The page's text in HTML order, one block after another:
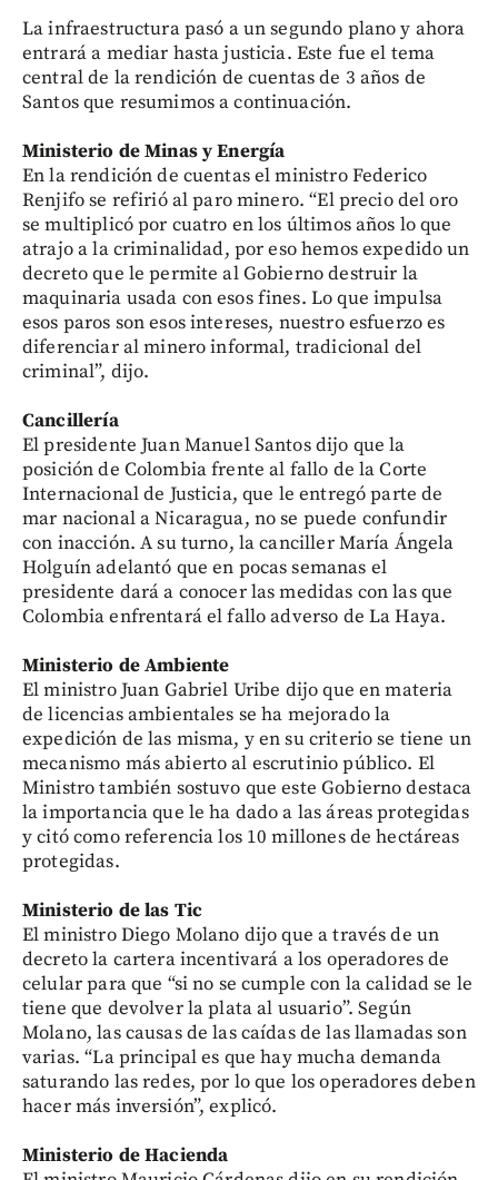
La infraestructura pasó a un segundo plano y ahora
entrará a mediar hasta justicia. Este fue el tema
central de la rendición de cuentas de 3 años de
Santos que resumimos a continuación.
Ministerio de Minas y Energía
En la rendición de cuentas el ministro Federico
Renjifo se refirió al paro minero. “El precio del oro
se multiplicó por cuatro en los últimos años lo que
atrajo a la criminalidad, por eso hemos expedido un
decreto que le permite al Gobierno destruir la
maquinaria usada con esos fines. Lo que impulsa
esos paros son esos intereses, nuestro esfuerzo es
diferenciar al minero informal, tradicional del
criminal”, dijo.
Cancillería
El presidente Juan Manuel Santos dijo que la
posición de Colombia frente al fallo de la Corte
Internacional de Justicia, que le entregó parte de
mar nacional a Nicaragua, no se puede confundir
con inacción. A su turno, la canciller María Ángela
Holguín adelantó que en pocas semanas el
presidente dará a conocer las medidas con las que
Colombia enfrentará el fallo adverso de La Haya.
Ministerio de Ambiente
El ministro Juan Gabriel Uribe dijo que en materia
de licencias ambientales se ha mejorado la
expedición de las misma, y en su criterio se tiene un
mecanismo más abierto al escrutinio público. El
Ministro también sostuvo que este Gobierno destaca
la importancia que le ha dado a las áreas protegidas
y citó como referencia los 10 millones de hectáreas
protegidas.
Ministerio de las Tic
El ministro Diego Molano dijo que a través de un
decreto la cartera incentivará a los operadores de
celular para que “si no se cumple con la calidad se le
tiene que devolver la plata al usuario”. Según
Molano, las causas de las caídas de las llamadas son
varias. “La principal es que hay mucha demanda
saturando las redes, por lo que los operadores deben
hacer más inversión”, explicó.
Ministerio de Hacienda